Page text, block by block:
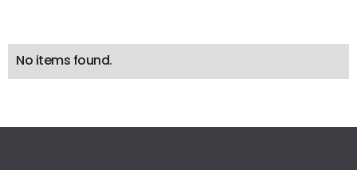
No items found.